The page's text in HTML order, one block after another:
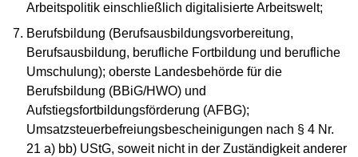
Arbeitspolitik einschließlich digitalisierte Arbeitswelt;
Berufsbildung (Berufsausbildungsvorbereitung,
Berufsausbildung, berufliche Fortbildung und berufliche
Umschulung); oberste Landesbehörde für die
Berufsbildung (BBiG/HWO) und
Aufstiegsfortbildungsförderung (AFBG);
Umsatzsteuerbefreiungsbescheinigungen nach § 4 Nr.
21 a) bb) UStG, soweit nicht in der Zuständigkeit anderer